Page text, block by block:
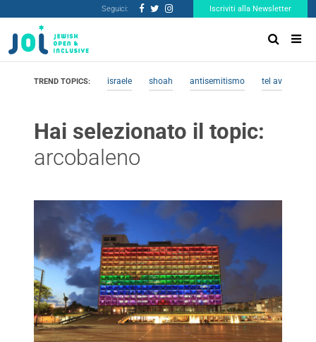
Seguici: Iscriviti alla Newsletter
TREND TOPICS: israele shoah antisemitismo tel aviv
Hai selezionato il topic:
arcobaleno